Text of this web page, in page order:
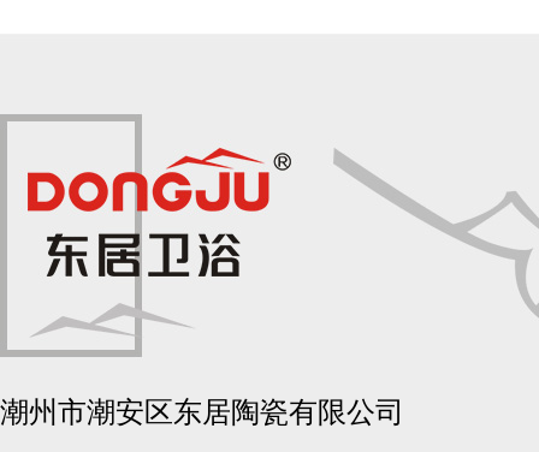
潮州市潮安区东居陶瓷有限公司